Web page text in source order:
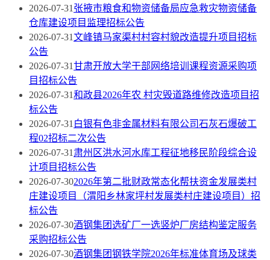
2026-07-31张掖市粮食和物资储备局应急救灾物资储备
仓库建设项目监理招标公告
2026-07-31文峰镇马家渠村村容村貌改造提升项目招标
公告
2026-07-31甘肃开放大学干部网络培训课程资源采购项
目招标公告
2026-07-31和政县2026年农 村灾毁道路维修改造项目招
标公告
2026-07-31白银有色非金属材料有限公司石灰石爆破工
程02招标二次公告
2026-07-31肃州区洪水河水库工程征地移民阶段综合设
计项目招标公告
2026-07-302026年第二批财政常态化帮扶资金发展类村
庄建设项目（渭阳乡林家坪村发展类村庄建设项目）招
标公告
2026-07-30酒钢集团选矿厂一选竖炉厂房结构鉴定服务
采购招标公告
2026-07-30酒钢集团钢铁学院2026年标准体育场及球类